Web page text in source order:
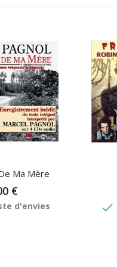
Ma Mère
€
d'envies
done